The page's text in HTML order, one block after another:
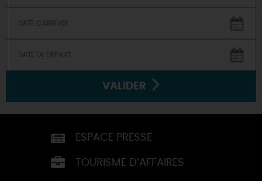
VALIDER
ESPACE PRESSE
TOURISME D’AFFAIRES